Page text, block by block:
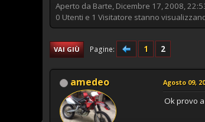
Aperto da Barte, Dicembre 17, 2008,
0 Utenti e 1 Visitatore stanno
VAI GIÙ Pagine 1 2
amedeo Agosto 09,
Ok provo